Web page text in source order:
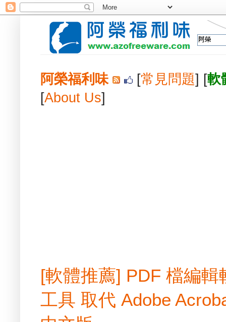
阿榮福利味 [常見問題] [軟
[About Us]
[軟體推薦] PDF 檔編
工具 取代 Adobe